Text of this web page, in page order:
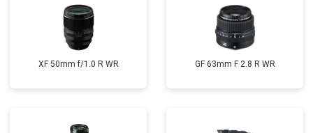
XF 50mm f/1.0 R WR GF 63mm F 2.8 R WR